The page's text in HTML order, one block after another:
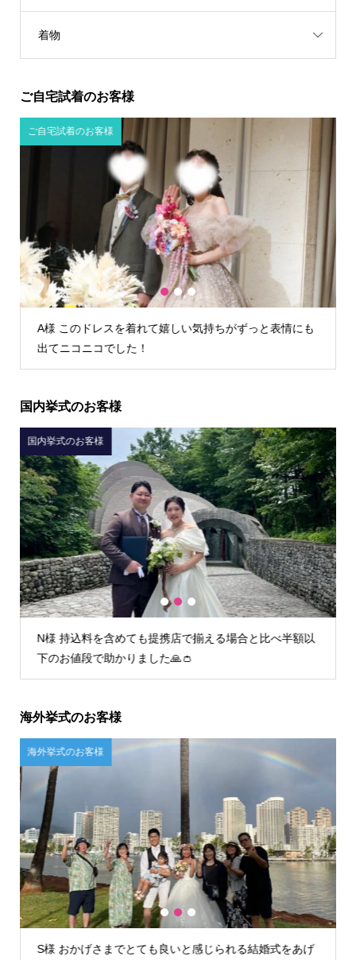
着物
ご自宅試着のお客様
K様 TIG dressさんでウェディングドレスを借りて本当
によかったです！
ご自宅試着のお客様
1 2 3
国内挙式のお客様
I様 初回フィッティング時からとても丁寧な接客で安心
してお任せすることができました。
国内挙式のお客様
1 2 3
海外挙式のお客様
U様 店舗が遠かったので自宅試着しましたが、問題なく
ご自宅試着のお客様
1 2 3